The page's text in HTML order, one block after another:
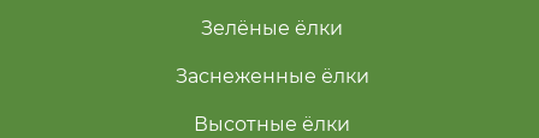
Зелёные ёлки
Заснеженные ёлки
Высотные ёлки